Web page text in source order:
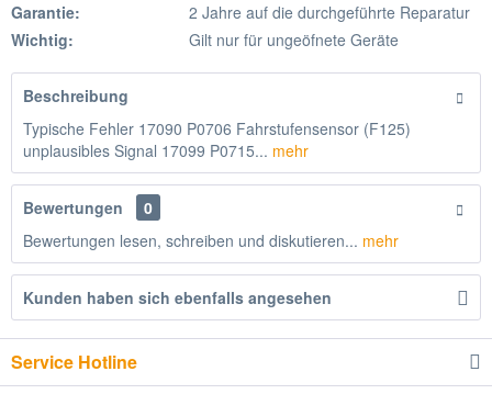
Garantie:
2 Jahre auf die durchgeführte Reparatur
Wichtig:
Gilt nur für ungeöfnete Geräte
Beschreibung
Typische Fehler 17090 P0706 Fahrstufensensor (F125)
unplausibles Signal 17099 P0715... mehr
Bewertungen
0
Bewertungen lesen, schreiben und diskutieren... mehr
Kunden haben sich ebenfalls angesehen
Service Hotline